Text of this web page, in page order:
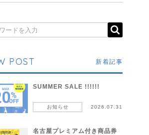
POST 新着記事
SUMMER SALE !!!!!!
お知らせ 2026.07.31
名古屋プレミアム付き商品券